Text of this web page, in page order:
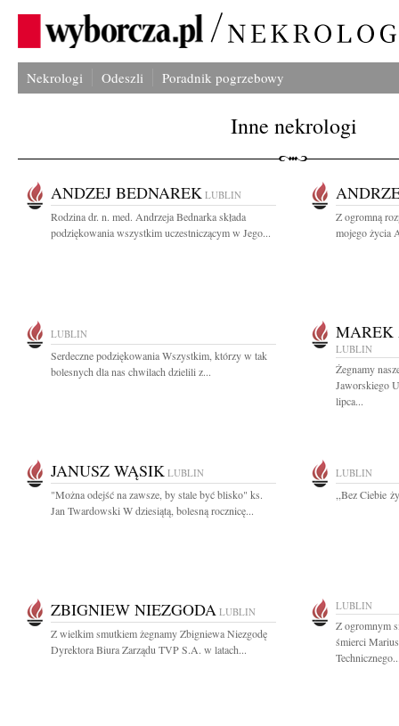
Nekrologi Odeszli Poradnik pogrzebowy
Inne nekrologi
ANDZEJ BEDNAREK LUBLIN
Rodzina dr. n. med. Andrzeja Bednarka składa
podziękowania wszystkim uczestniczącym w Jego...
Z ogromną
mojego życia
LUBLIN
Serdeczne podziękowania Wszystkim, którzy w tak
bolesnych dla nas chwilach dzielili z...
MAREK
LUBLIN
Żegnamy
Jaworskiego
lipca...
JANUSZ WĄSIK LUBLIN
"Można odejść na zawsze, by stale być blisko" ks.
Jan Twardowski W dziesiątą, bolesną rocznicę...
LUBLIN
,,Bez Ciebie
ZBIGNIEW NIEZGODA LUBLIN
Z wielkim smutkiem żegnamy Zbigniewa Niezgodę
Dyrektora Biura Zarządu TVP S.A. w latach...
LUBLIN
Z ogromnym
śmierci